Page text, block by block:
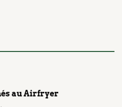
au Airfryer